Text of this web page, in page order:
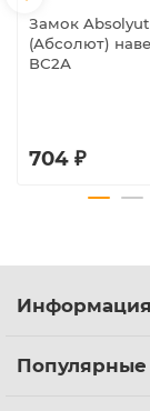
Замок
(Абсолют)
ВС2А
704 ₽
Информация